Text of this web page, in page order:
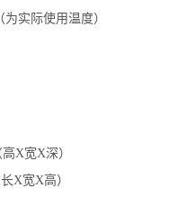
实际使用温度）
X宽X深）
X宽X高）